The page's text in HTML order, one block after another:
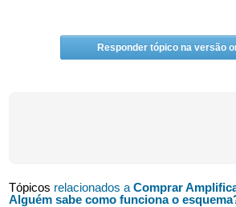
Responder tópico na versão
Tópicos relacionados aComprar
Alguém sabe como funciona o